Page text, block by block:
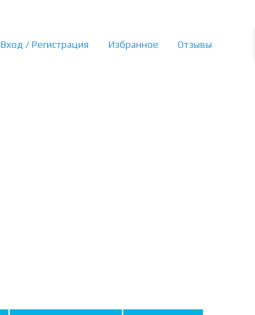
Вход / Регистрация Избранное Отзывы